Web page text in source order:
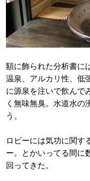
額に飾られた分析書に
温泉、アルカリ性、低
に源泉を注いで飲んで
く無味無臭。水道水の
う。
ロビーには気功に関す
ー。とかいってる間に
回ってきた。